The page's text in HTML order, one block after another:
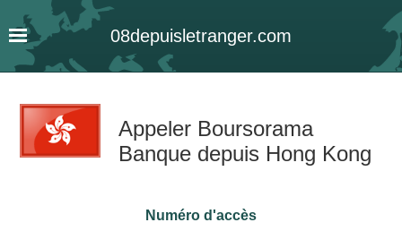
08depuisletranger.com
Appeler Boursorama
Banque depuis Hong Kong
Numéro d'accès